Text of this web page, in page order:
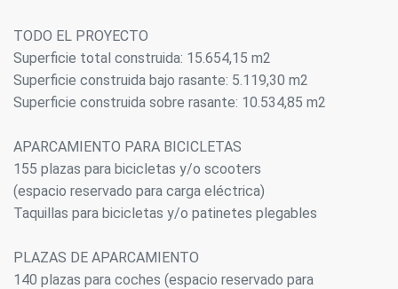
TODO EL PROYECTO
Superficie total construida: 15.654,15 m2
Superficie construida bajo rasante: 5.119,30 m2
Superficie construida sobre rasante: 10.534,85 m2
APARCAMIENTO PARA BICICLETAS
155 plazas para bicicletas y/o scooters
(espacio reservado para carga eléctrica)
Taquillas para bicicletas y/o patinetes plegables
PLAZAS DE APARCAMIENTO
140 plazas para coches (espacio reservado para